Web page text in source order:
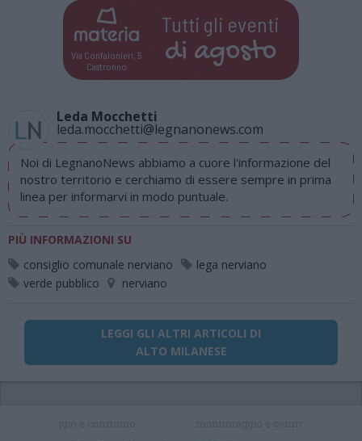
Via Confalonieri, 5
Castronno
Tutti gli eventi
di agosto
Leda Mocchetti
leda.mocchetti@legnanonews.com
Noi di LegnanoNews abbiamo a cuore l'informazione del
nostro territorio e cerchiamo di essere sempre in prima
linea per informarvi in modo puntuale.
PIÙ INFORMAZIONI SU
consiglio comunale nerviano
lega nerviano
verde pubblico
nerviano
LEGGI GLI ALTRI ARTICOLI DI
ALTO MILANESE